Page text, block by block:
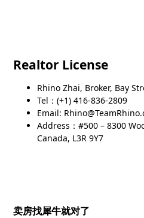
Realtor License
Rhino Zhai, Broker, Bay
Tel：(+1) 416-836-2809
Email:
Address：#500 – 8300
Canada, L3R 9Y7
卖房找犀牛就对了